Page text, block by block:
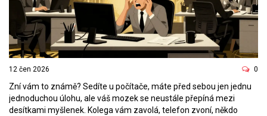
12 čen 2026 0
Zní vám to známě? Sedíte u počítače, máte před sebou jen jednu
jednoduchou úlohu, ale váš mozek se neustále přepíná mezi
desítkami myšlenek. Kolega vám zavolá, telefon zvoní, někdo